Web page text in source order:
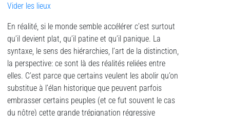
Vider les lieux
En réalité, si le monde semble accélérer c’est surtout
qu’il devient plat, qu’il patine et qu’il panique. La
syntaxe, le sens des hiérarchies, l’art de la distinction,
la perspective: ce sont là des réalités reliées entre
elles. C’est parce que certains veulent les abolir qu’on
substitue à l’élan historique que peuvent parfois
embrasser certains peuples (et ce fut souvent le cas
du nôtre) cette grande trépignation régressive